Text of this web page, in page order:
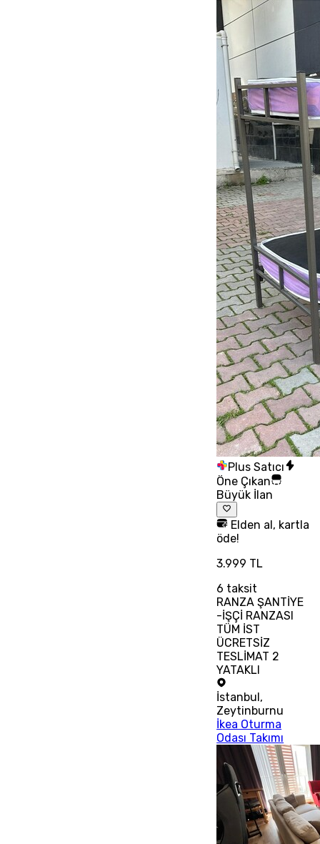
Plus Satıcı
Öne Çıkan
Büyük İlan
Elden al, kartla
öde!
3.999 TL
6 taksit
RANZA ŞANTİYE
-İŞÇİ RANZASI
TÜM İST
ÜCRETSİZ
TESLİMAT 2
YATAKLI
İstanbul,
Zeytinburnu
İkea Oturma
Odası Takımı